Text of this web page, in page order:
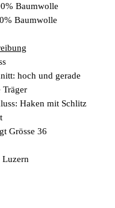
Baumwolle
Baumwolle
hoch und gerade
Träger
Haken mit Schlitz
Grösse 36
Luzern